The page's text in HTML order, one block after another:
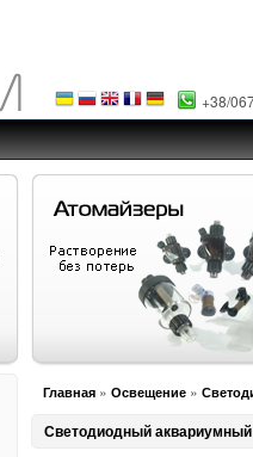
+38/
Главная » Освещение »
Светодиодный аквариумный